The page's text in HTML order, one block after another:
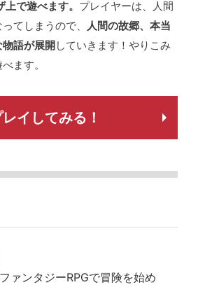
で遊べます。 プレイヤーは、人間
てしまうので、 人間の故郷、本当
語が展開 していきます！やりこみ
ます。
イしてみる！
ァンタジーRPGで冒険を始め